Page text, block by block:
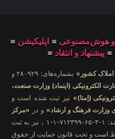
و هوش‌مصنوعی ≡ اپلیکیشن ≡
≡ پیشنهاد و انتقاد ≡
املاک کشور»
بشماره‌های: ۲۸۰۹۲۹ و
الکترونیکی (اینماد) وزارت صنعت،
(اِمتا)» نیز ثبت شده است و
وزارت فرهنگ و ارشاد» و در «مرکز
بشماره شامَد: ۱-۳-۶۵-۷۱۲۳۹۹-۱-۱ ، نیز به ثبت
است و تحت قانون حمایت از حقوق